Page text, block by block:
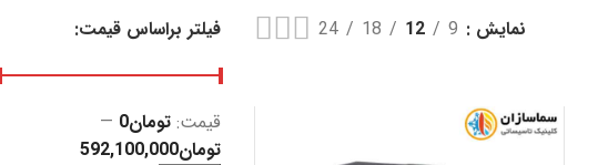
فیلتر براساس قیمت:
قیمت: تومان0
—
تومان592,100,000
نمایش 9
12
18
24